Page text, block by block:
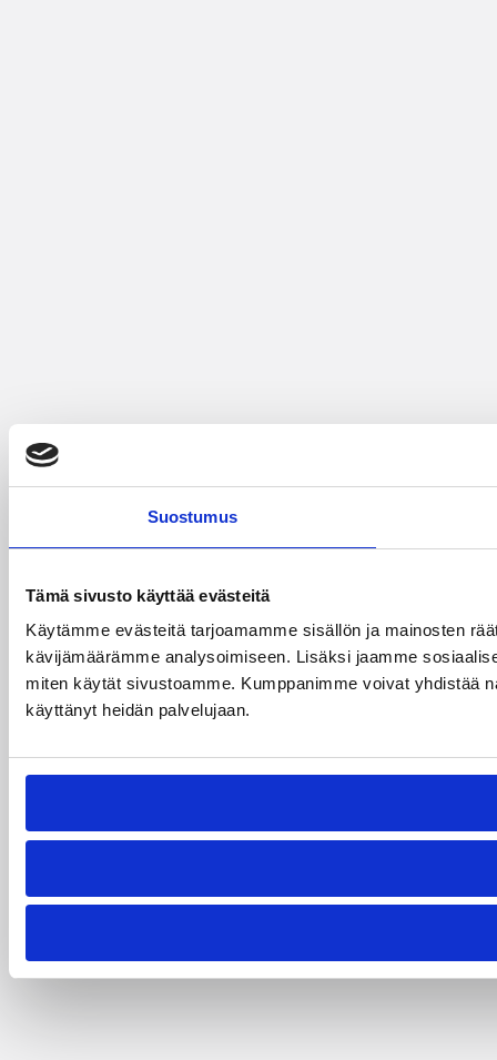
Suostumus
Tämä sivusto käyttää evästeitä
Käytämme evästeitä tarjoamamme sisällön ja mainosten
kävijämäärämme analysoimiseen. Lisäksi jaamme
miten käytät sivustoamme. Kumppanimme voivat yhdistää
käyttänyt heidän palvelujaan.